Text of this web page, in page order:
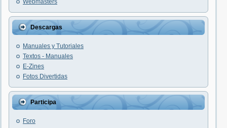
Webmasters
Descargas
Manuales y Tutoriales
Textos - Manuales
E-Zines
Fotos Divertidas
Participa
Foro